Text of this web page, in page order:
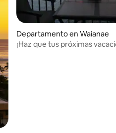
Departamento en Waianae
¡Haz que tus próximas